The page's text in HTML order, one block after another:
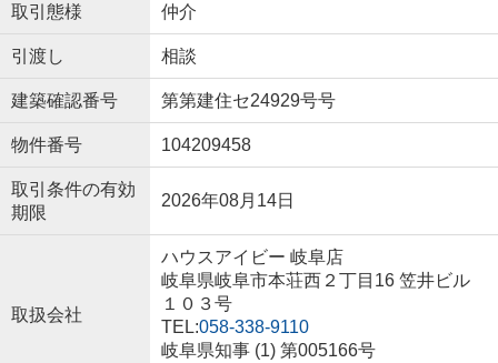
取引態様 仲介
引渡し 相談
建築確認番号 第第建住セ24929号号
物件番号 104209458
取引条件の有効
期限
2026年08月14日
取扱会社
ハウスアイビー 岐阜店
岐阜県岐阜市本荘西２丁目16 笠井ビル
１０３号
TEL:058-338-9110
岐阜県知事 (1) 第005166号